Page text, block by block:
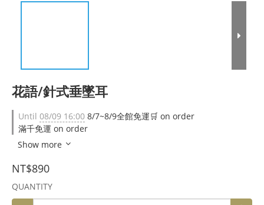
花語/針式垂墜耳
Until 08/09 16:00 8/7~8/9全館免運🛒 on order
滿千免運 on order
Show more
NT$890
QUANTITY